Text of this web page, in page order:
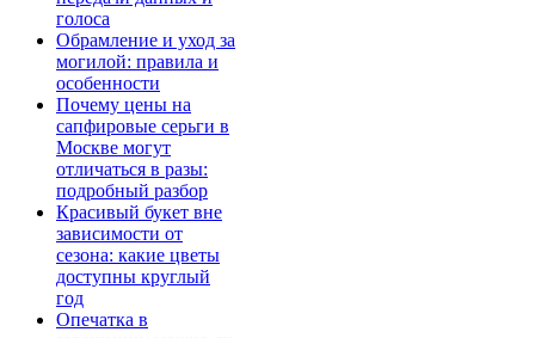
голоса
Обрамление и уход за
могилой: правила и
особенности
Почему цены на
сапфировые серьги в
Москве могут
отличаться в разы:
подробный разбор
Красивый букет вне
зависимости от
сезона: какие цветы
доступны круглый
год
Опечатка в